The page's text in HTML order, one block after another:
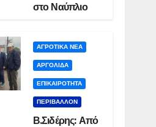
στο Ναύπλιο
ΑΓΡΟΤΙΚΑ ΝΕΑ
ΑΡΓΟΛΙΔΑ
ΕΠΙΚΑΙΡΟΤΗΤΑ
ΠΕΡΙΒΑΛΛΟΝ
Β.Σιδέρης: Από